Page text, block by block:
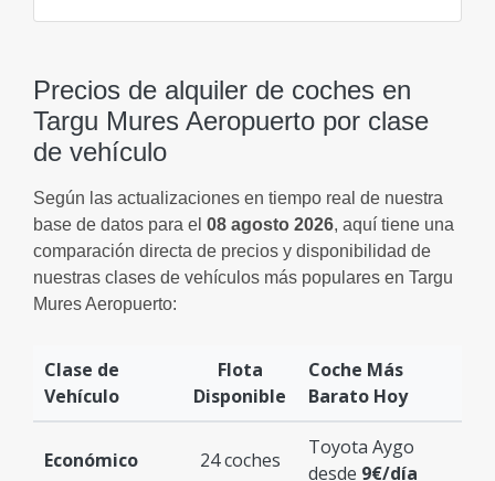
Precios de alquiler de coches en
Targu Mures Aeropuerto por clase
de vehículo
Según las actualizaciones en tiempo real de nuestra
base de datos para el 08 agosto 2026, aquí tiene una
comparación directa de precios y disponibilidad de
nuestras clases de vehículos más populares en Targu
Mures Aeropuerto:
Clase de
Vehículo
Flota
Disponible
Coche Más
Barato Hoy
Económico 24 coches
Toyota Aygo
desde 9€/día